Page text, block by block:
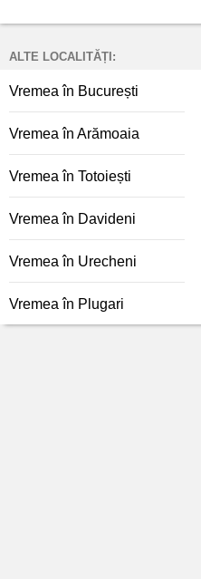
ALTE LOCALITĂȚI:
Vremea în București
Vremea în Arămoaia
Vremea în Totoiești
Vremea în Davideni
Vremea în Urecheni
Vremea în Plugari